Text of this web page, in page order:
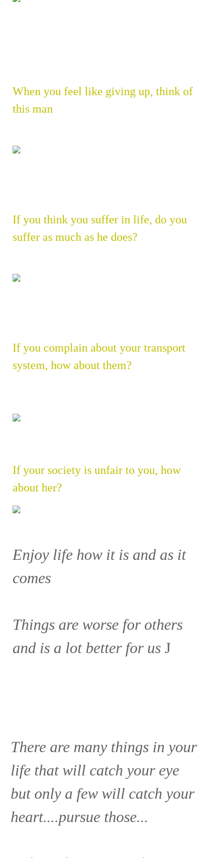
When you feel like giving up, think of
this man
If you think you suffer in life, do you
suffer as much as he does?
If you complain about your transport
system, how about them?
If your society is unfair to you, how
about her?
Enjoy life how it is and as it
comes
Things are worse for others
and is a lot better for us J
There are many things in your
life that will catch your eye
but only a few will catch your
heart....pursue those...